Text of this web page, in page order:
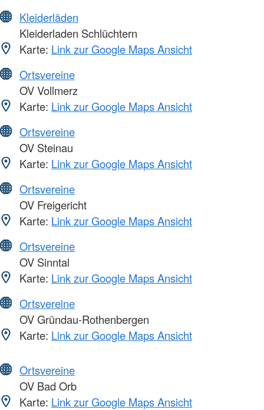
Kleiderläden
Kleiderladen Schlüchtern
Karte: Link zur Google Maps Ansicht
Ortsvereine
OV Vollmerz
Karte: Link zur Google Maps Ansicht
Ortsvereine
OV Steinau
Karte: Link zur Google Maps Ansicht
Ortsvereine
OV Freigericht
Karte: Link zur Google Maps Ansicht
Ortsvereine
OV Sinntal
Karte: Link zur Google Maps Ansicht
Ortsvereine
OV Gründau-Rothenbergen
Karte: Link zur Google Maps Ansicht
Ortsvereine
OV Bad Orb
Karte: Link zur Google Maps Ansicht